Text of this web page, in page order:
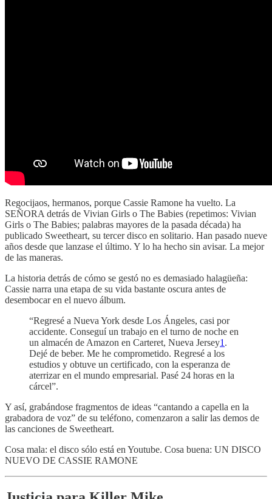
Regocijaos, hermanos, porque Cassie Ramone ha vuelto. La
SEÑORA detrás de Vivian Girls o The Babies (repetimos: Vivian
Girls o The Babies; palabras mayores de la pasada década) ha
publicado Sweetheart, su tercer disco en solitario. Han pasado nueve
años desde que lanzase el último. Y lo ha hecho sin avisar. La mejor
de las maneras.
La historia detrás de cómo se gestó no es demasiado halagüeña:
Cassie narra una etapa de su vida bastante oscura antes de
desembocar en el nuevo álbum.
“Regresé a Nueva York desde Los Ángeles, casi por
accidente. Conseguí un trabajo en el turno de noche en
un almacén de Amazon en Carteret, Nueva Jersey1 .
Dejé de beber. Me he comprometido. Regresé a los
estudios y obtuve un certificado, con la esperanza de
aterrizar en el mundo empresarial. Pasé 24 horas en la
cárcel”.
Y así, grabándose fragmentos de ideas “cantando a capella en la
grabadora de voz” de su teléfono, comenzaron a salir las demos de
las canciones de Sweetheart.
Cosa mala: el disco sólo está en Youtube. Cosa buena: UN DISCO
NUEVO DE CASSIE RAMONE